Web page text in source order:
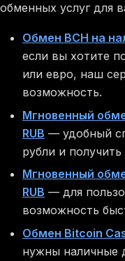
обменных услуг для
Обмен BCH на
если вы хотите
или евро, наш
возможность.
Мгновенный
RUB — удобный
рубли и
Мгновенный
RUB — для
возможность
Обмен Bitcoin
нужны наличные